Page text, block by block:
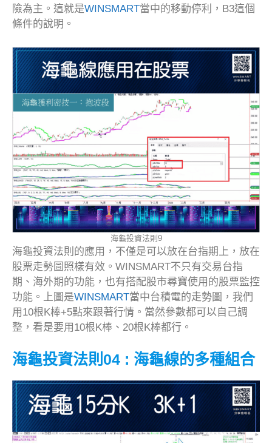
險為主。這就是WINSMART當中的移動停利，B3這個
條件的說明。
海龜投資法則9
海龜投資法則的應用，不僅是可以放在台指期上，放在
股票走勢圖照樣有效。WINSMART不只有交易台指
期、海外期的功能，也有搭配股市尋寶使用的股票監控
功能。上圖是WINSMART當中台積電的走勢圖，我們
用10根K棒+5點來跟著行情。當然參數都可以自己調
整，看是要用10根K棒、20根K棒都行。
海龜投資法則04 : 海龜線的多種組合